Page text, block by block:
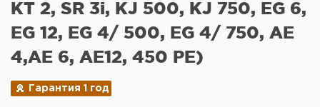
KT 2, SR 3i, KJ 500, KJ 750, EG 6,
EG 12, EG 4/ 500, EG 4/ 750, AE
4,AE 6, AE12, 450 PE)
Гарантия 1 год